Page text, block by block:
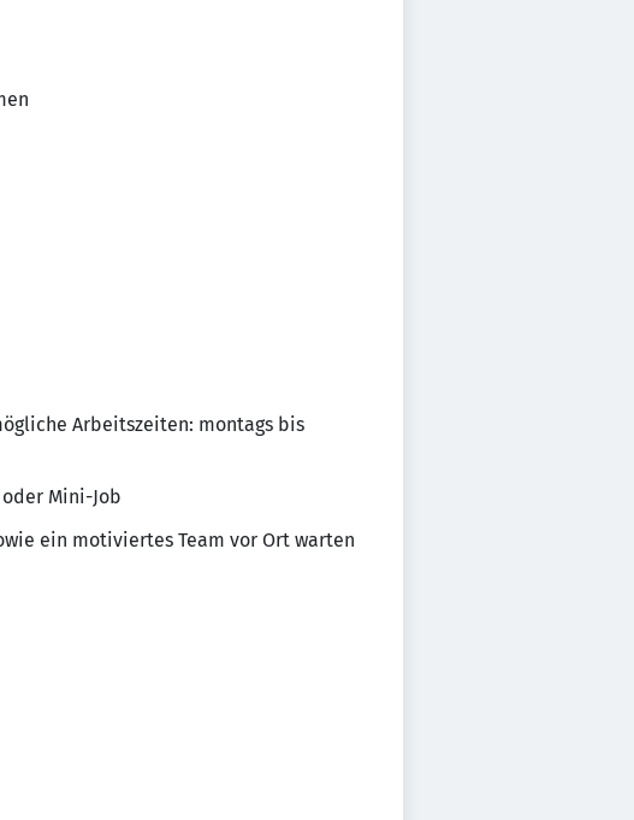
Arbeitszeiten: montags bis
Mini-Job
ein motiviertes Team vor Ort warten